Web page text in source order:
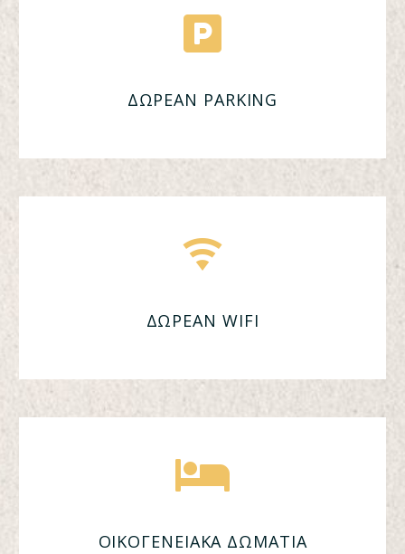
ΔΩΡΕΑΝ PARKING
ΔΩΡΕΑΝ WIFI
ΟΙΚΟΓΕΝΕΙΑΚΑ ΔΩΜΑΤΙΑ